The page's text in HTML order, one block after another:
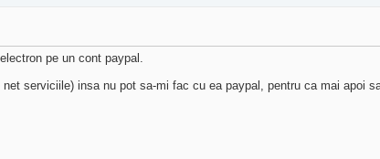
pe un cont paypal.
serviciile) insa nu pot sa-mi fac cu ea paypal, pentru ca mai apoi